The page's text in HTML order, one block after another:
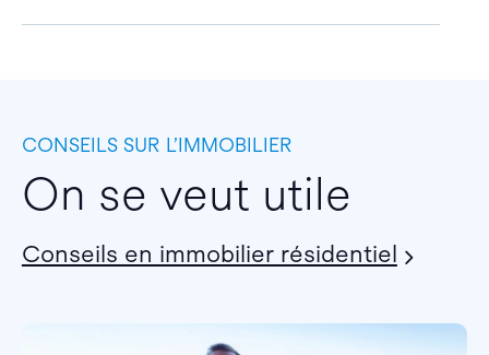
CONSEILS SUR L’IMMOBILIER
On se veut utile
Conseils en immobilier résidentiel